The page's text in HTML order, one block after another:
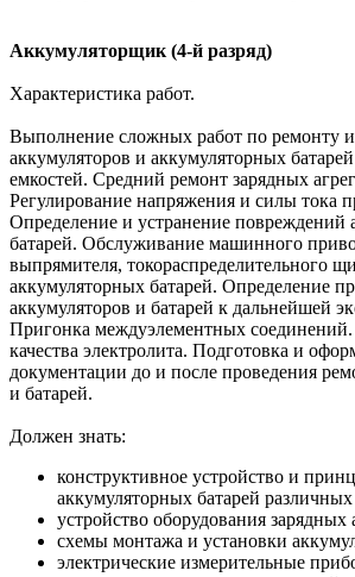
Аккумуляторщик (4-й разряд)
Характеристика работ.
Выполнение сложных работ по ремонту
аккумуляторов и аккумуляторных
емкостей. Средний ремонт зарядных
Регулирование напряжения и силы тока
Определение и устранение повреждений
батарей. Обслуживание машинного
выпрямителя, токораспределительного
аккумуляторных батарей. Определение
аккумуляторов и батарей к дальнейшей
Пригонка междуэлементных
качества электролита. Подготовка и
документации до и после проведения
и батарей.
Должен знать:
конструктивное устройство и
аккумуляторных батарей
устройство оборудования зарядных
схемы монтажа и установки
электрические измерительные